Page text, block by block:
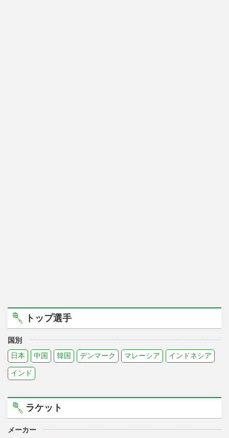
トップ選手
国別
日本
中国 韓国 デンマーク マレーシア インドネシア
インド
ラケット
メーカー